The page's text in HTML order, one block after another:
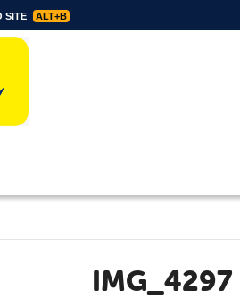
SITE ALT+B
IMG_4297